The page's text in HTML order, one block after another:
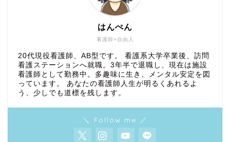
看護師×自由人
はんぺん
20代現役看護師、AB型です。 看護系大学卒業後、訪問
看護ステーションへ就職。3年半で退職し、現在は施設
看護師として勤務中。多趣味に生き、メンタル安定を図
っています。 あなたの看護師人生が明るくあれるよ
う、少しでも道標を残します。
＼ Follow me ／